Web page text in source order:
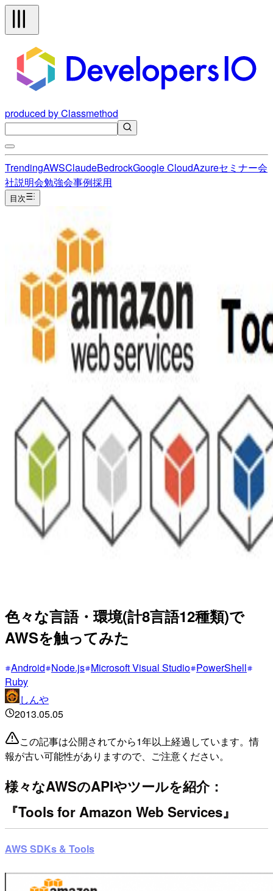
produced by Classmethod
TrendingAWSClaudeBedrockGoogle CloudAzureセミナー会
社説明会勉強会事例採用
目次
色々な言語・環境(計8言語12種類)で
AWSを触ってみた
Android Node.js Microsoft Visual Studio PowerShell
Ruby
しんや
2013.05.05
この記事は公開されてから1年以上経過しています。情
報が古い可能性がありますので、ご注意ください。
様々なAWSのAPIやツールを紹介：
『Tools for Amazon Web Services』
AWS SDKs & Tools